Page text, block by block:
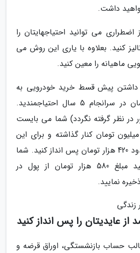
داشت.
می توانید احتیاجهایتان را
آنالیز کنید. بعلاوه با یاری این روش می
ماهیانه را معین کنید.
داشتن پیش قسط خرید خودرویی به
عدد 25 میلیون تومان در سرانجام 5 سال احتیاجمندید.
در نظر گرفته نگردد) شما می بایست
در هر سال مبلغ 5 میلیون تومان کنار گذاشته و برای این
مبلغ هر ماه باید حدود 420 هزار تومان پس انداز کنید. شما
به راحتی می توانید مبلغ 580 هزار تومان از پول در
نمایید.
زندگی
حساب بازنشستگی، اوراق قرضه و